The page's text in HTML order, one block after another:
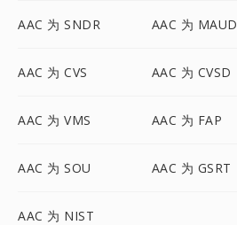
AAC 为 SNDR AAC 为 MAUD
AAC 为 CVS AAC 为 CVSD
AAC 为 VMS AAC 为 FAP
AAC 为 SOU AAC 为 GSRT
AAC 为 NIST